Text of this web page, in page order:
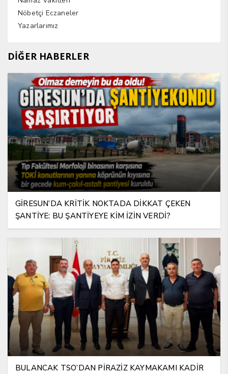
Nöbetçi Eczaneler
Yazarlarımız
DİĞER HABERLER
GİRESUN’DA KRİTİK NOKTADA DİKKAT ÇEKEN
ŞANTİYE: BU ŞANTİYEYE KİM İZİN VERDİ?
BULANCAK TSO’DAN PİRAZİZ KAYMAKAMI KADİR